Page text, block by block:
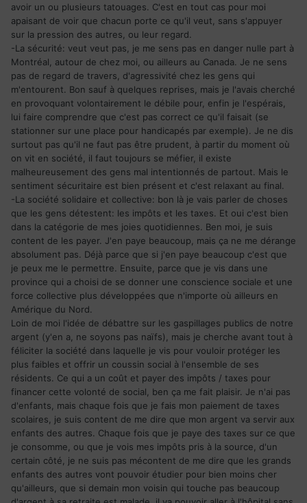
avoir un ou plusieurs tatouages. C'est en tout cas pour moi
apaisant de voir que chacun porte ce qu'il veut, sans s'appuyer
sur la pression des autres, ou leur regard.
-La sécurité: veut veut pas, je me sens pas en danger nulle part à
Montréal, autour de chez moi, ou ailleurs au Canada. Je ne sens
pas de regard de travers, d'agressivité chez les gens qui
m'entourent. Bon sauf à quelques reprises, mais je l'avais cherché
en provoquant volontairement le débile pour, enfin je l'espérais,
lui faire comprendre que c'est pas correct ce qu'il faisait (se
stationner sur une place pour handicapés par exemple). Je ne dis
surtout pas qu'il ne faut pas être prudent, à partir du moment où
on vit en société, il faut toujours se méfier, il existe
malheureusement des gens mal intentionnés de partout. Mais le
sentiment sécuritaire est bien présent et c'est relaxant au final.
-La société solidaire et collective: bon là je vais parler de choses
que les gens détestent: les impôts et les taxes. Et oui c'est bien
dans la catégorie de mes joies quotidiennes. Ben moi, je suis
content de les payer. J'en paye beaucoup, mais ça ne me dérange
absolument pas. Déjà parce que si j'en paye beaucoup c'est que
je peux me le permettre. Ensuite, parce que je vis dans une
province qui a choisi de se donner une conscience sociale et une
force collective plus développées que n'importe où ailleurs en
Amérique du Nord.
Loin de moi l'idée de débattre sur les gaspillages publics de notre
argent (y'en a, ne soyons pas naïfs), mais je cherche avant tout à
féliciter la société dans laquelle je vis pour vouloir protéger les
plus faibles et offrir un coussin social à l'ensemble de ses
résidents. Ce qui a un coût et payer des impôts / taxes pour
financer cette volonté de social, ben ça me fait plaisir. Je n'ai pas
d'enfants, mais chaque fois que je fais mon paiement de taxes
scolaires, je suis content de me dire que mon argent va servir aux
enfants des autres. Chaque fois que je paye des taxes sur ce que
je consomme, ou que je vois mes impôts pris à la source, d'un
certain côté, je ne suis pas mécontent de me dire que les grands
enfants des autres vont pouvoir étudier pour bien moins cher
qu'ailleurs, que si demain mon voisin qui touche pas beaucoup